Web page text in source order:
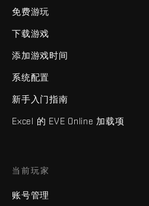
免费游玩
下载游戏
添加游戏时间
系统配置
新手入门指南
Excel 的 EVE Online 加载项
当前玩家
账号管理